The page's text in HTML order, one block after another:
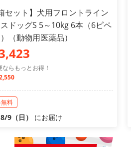
セット】犬用フロントライン
ドッグS 5～10kg 6本（6ピペ
（動物用医薬品）
ならもっとお得！
料
9（日） にお届け